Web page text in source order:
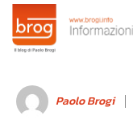
Paolo Brogi